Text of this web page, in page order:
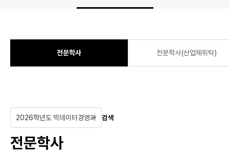
전문학사 전문학사(산업체위탁)
전문학사
검색